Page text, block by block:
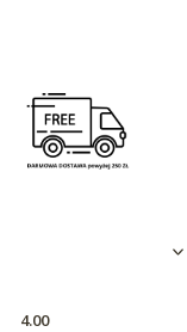
4.00